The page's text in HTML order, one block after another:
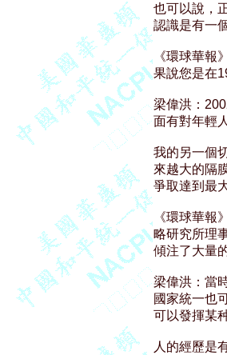
也可以說，
認識是有一
《環球華報
果說您是在
梁偉洪：
面有對年輕
我的另一個
來越大的隔
爭取達到最
《環球華報
略研究所理
傾注了大量
梁偉洪：當
國家統一也
可以發揮某
人的經歷是